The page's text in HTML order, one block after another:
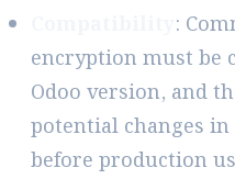
:
encryption must be
Odoo version, and
potential changes
before production